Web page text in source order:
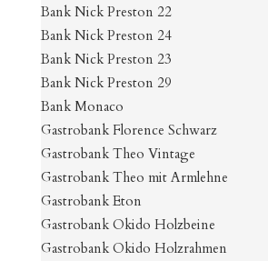
Bank Nick Preston 22
Bank Nick Preston 24
Bank Nick Preston 23
Bank Nick Preston 29
Bank Monaco
Gastrobank Florence Schwarz
Gastrobank Theo Vintage
Gastrobank Theo mit Armlehne
Gastrobank Eton
Gastrobank Okido Holzbeine
Gastrobank Okido Holzrahmen